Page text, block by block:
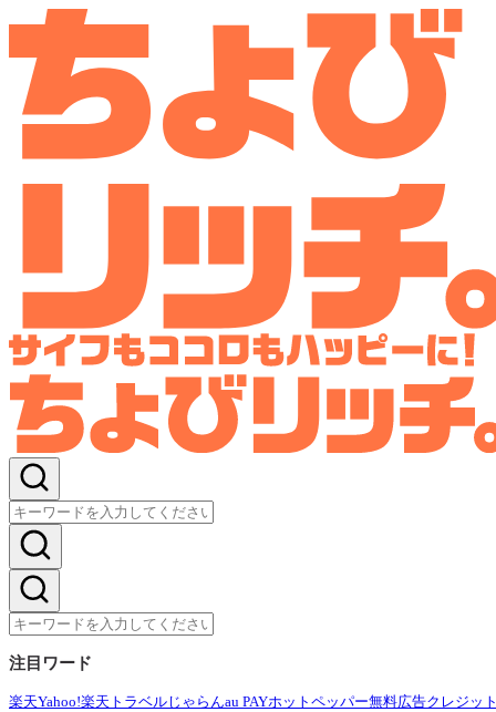
注目ワード
楽天Yahoo!楽天トラベル じゃらんau PAYホットペッパー無料広告クレジッ